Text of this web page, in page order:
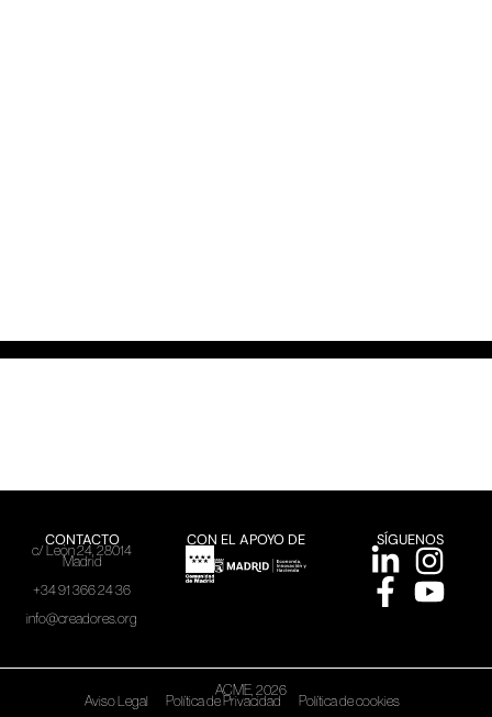
CONTACTO
c/ León 24, 28014
Madrid
+34 91 366 24 36
info@creadores.org
CON EL APOYO DE SÍGUENOS
ACME, 2026
Aviso Legal Política de Privacidad Política de cookies